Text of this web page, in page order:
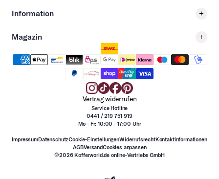
Information
Magazin
Vertrag widerrufen
Service Hotline
0441 / 219 751 919
Mo - Fr: 10:00 - 17:00 Uhr
ImpressumDatenschutzCookie-EinstellungenWiderrufsrechtKontaktinformationen
AGBVersandCookies anpassen
©2026 Kofferworld.de online-Vertriebs GmbH